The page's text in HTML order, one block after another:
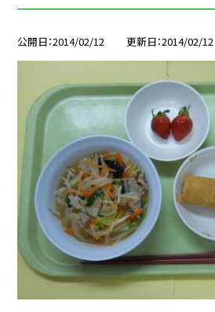
公開日 2014/02/12 更新日 2014/02/12